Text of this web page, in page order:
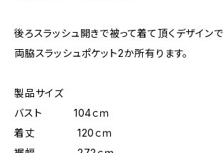
後ろスラッシュ開きで被って着て頂くデザインで
両脇スラッシュポケット2か所有ります。
製品サイズ
バスト 104ｃｍ
着丈 120ｃｍ